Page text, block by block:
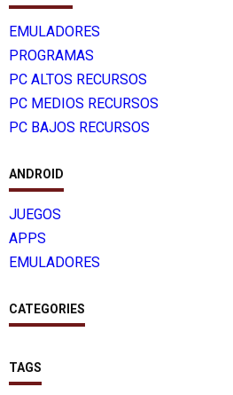
EMULADORES
PROGRAMAS
PC ALTOS RECURSOS
PC MEDIOS RECURSOS
PC BAJOS RECURSOS
ANDROID
JUEGOS
APPS
EMULADORES
CATEGORIES
TAGS